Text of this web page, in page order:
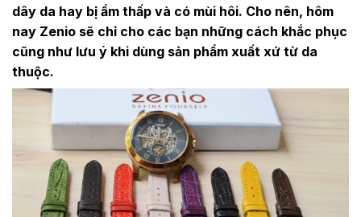
dây da hay bị ẩm thấp và có mùi hôi. Cho nên, hôm
nay Zenio sẽ chỉ cho các bạn những cách khắc phục
cũng như lưu ý khi dùng sản phẩm xuất xứ từ da
thuộc.